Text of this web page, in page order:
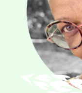
Ce site utilise
commentaires